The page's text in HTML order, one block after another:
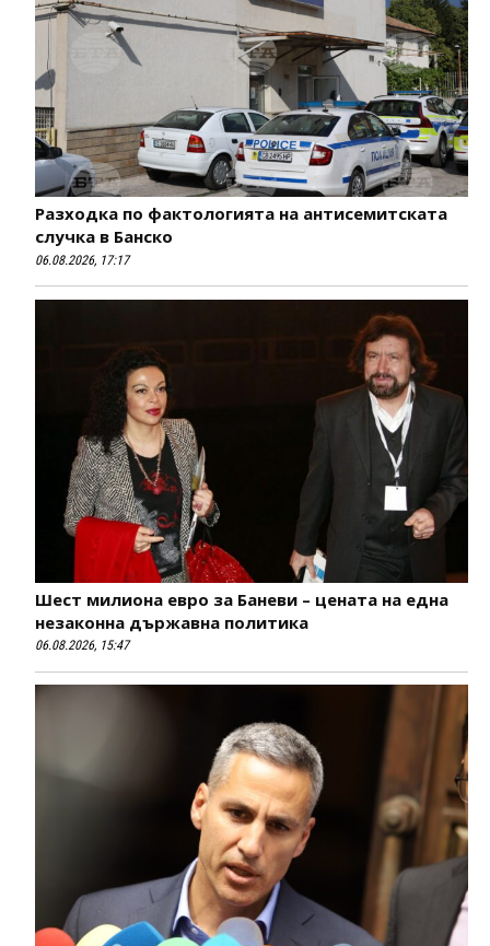
Разходка по фактологията на антисемитската
случка в Банско
06.08.2026, 17:17
Шест милиона евро за Баневи – цената на една
незаконна държавна политика
06.08.2026, 15:47